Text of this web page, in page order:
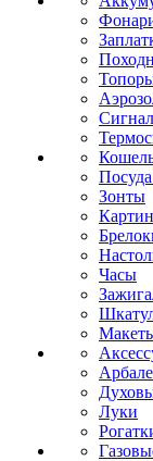
Зонты
Часы
Луки